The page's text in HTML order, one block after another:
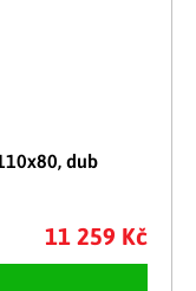
dub
11 259 Kč